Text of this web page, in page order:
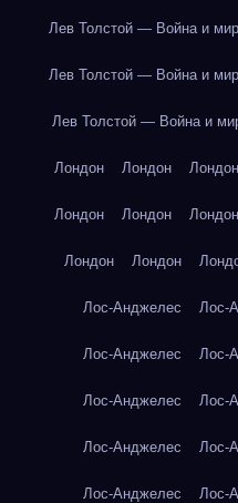
Лев Толстой — Война и мир
Лев Толстой — Война и мир
Лев Толстой — Война и
Лондон Лондон Лондон
Лондон Лондон Лондон
Лондон Лондон
Лос-Анджелес Лос-
Лос-Анджелес Лос-
Лос-Анджелес Лос-
Лос-Анджелес Лос-
Лос-Анджелес Лос-